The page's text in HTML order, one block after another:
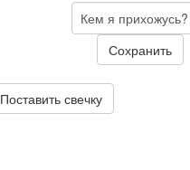
Сохранить
Поставить свечку